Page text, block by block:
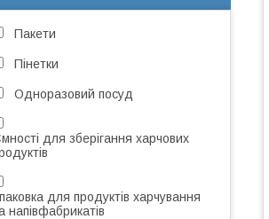
Пакети
Пінетки
Одноразовий посуд
для зберігання харчових
для продуктів харчування
напівфабрикатів